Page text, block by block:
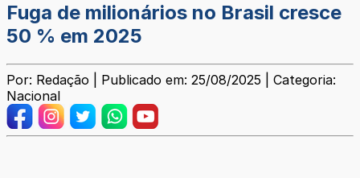
Fuga de milionários no Brasil cresce
50 % em 2025
Por: Redação | Publicado em: 25/08/2025 | Categoria:
Nacional